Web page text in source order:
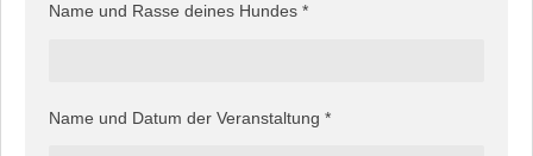
Name und Rasse deines Hundes *
Name und Datum der Veranstaltung *